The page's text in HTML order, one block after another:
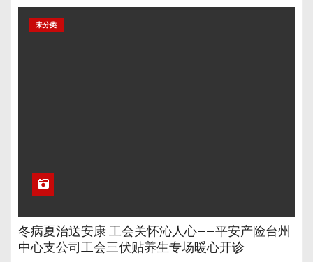
未分类
冬病夏治送安康 工会关怀沁人心——平安产险台州
中心支公司工会三伏贴养生专场暖心开诊